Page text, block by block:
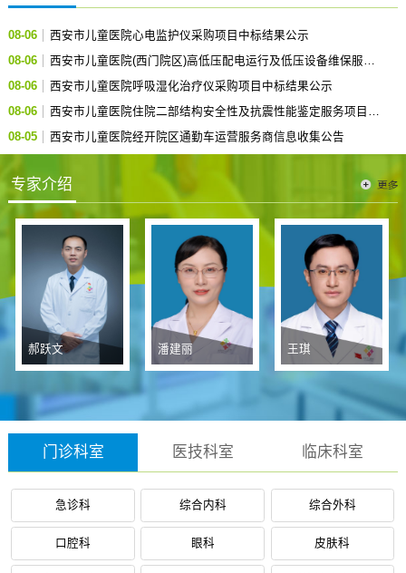
08-06
西安市儿童医院心电监护仪采购项目中标结果公示
08-06
西安市儿童医院(西门院区)高低压配电运行及低压设备维保服务
外包项目服务商信息收集公告
08-06
西安市儿童医院呼吸湿化治疗仪采购项目中标结果公示
08-06
西安市儿童医院住院二部结构安全性及抗震性能鉴定服务项目中
标结果公示
08-05 西安市儿童医院经开院区通勤车运营服务商信息收集公告
专家介绍
郝跃文 潘建丽 王琪
门诊科室 医技科室 临床科室
急诊科 综合内科 综合外科
口腔科 眼科 皮肤科